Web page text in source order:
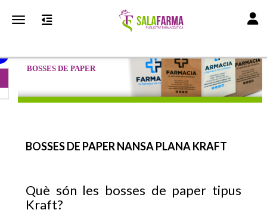
Toggle navigation
BOSSES DE PAPER
BOSSES DE PAPER NANSA PLANA KRAFT
Què són les bosses de paper tipus
Kraft?